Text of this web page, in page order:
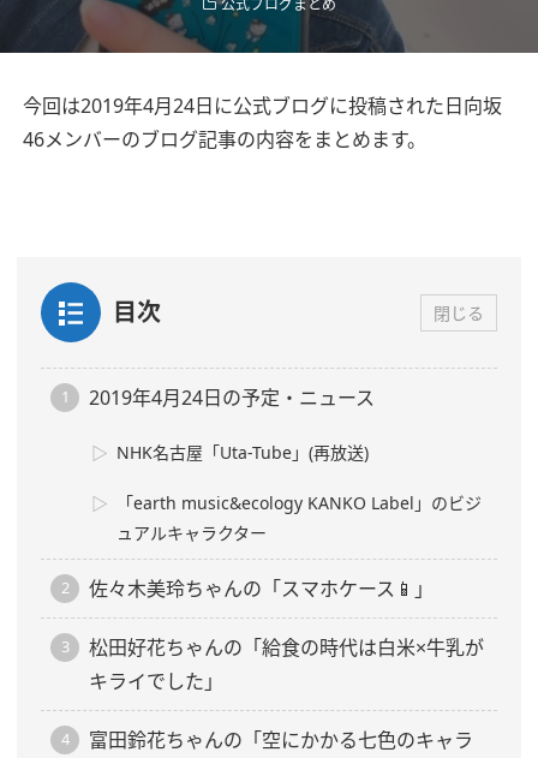
公式ブログまとめ
今回は2019年4月24日に公式ブログに投稿された日向坂
46メンバーのブログ記事の内容をまとめます。
目次 閉じる
2019年4月24日の予定・ニュース
NHK名古屋「Uta-Tube」(再放送)
「earth music&ecology KANKO Label」のビジ
ュアルキャラクター
佐々木美玲ちゃんの「スマホケース📱」
松田好花ちゃんの「給食の時代は白米×牛乳が
キライでした」
富田鈴花ちゃんの「空にかかる七色のキャラ